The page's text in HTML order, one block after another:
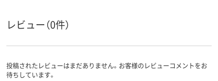
レビュー（0件）
投稿されたレビューはまだありません。お客様のレビューコメントをお
待ちしています。